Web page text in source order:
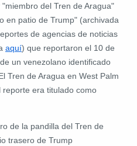
del Tren de Aragua"
en patio de Trump" (archivada
de agencias de noticias
aquí) que reportaron el 10 de
un venezolano identificado
Tren de Aragua en West Palm
reporte era titulado como
de la pandilla del Tren de
trasero de Trump